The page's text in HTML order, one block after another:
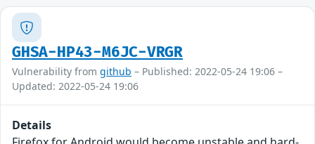
GHSA-HP43-M6JC-VRGR
Vulnerability from github – Published: 2022-05-24 19:06 –
Updated: 2022-05-24 19:06
Details